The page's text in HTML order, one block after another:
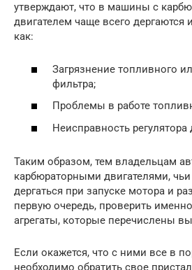
утверждают, что в машины с
двигателем чаще всего дергаются
как:
Загрязнение топливного
фильтра;
Проблемы в работе
Неисправность
Таким образом, тем владельцам
карбюраторными двигателями,
дергаться при запуске мотора и
первую очередь, проверить
агрегаты, которые перечислены
Если окажется, что с ними все в
необходимо обратить свое